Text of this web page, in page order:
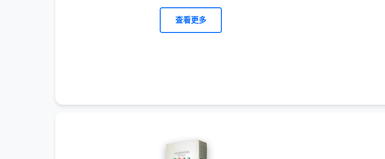
查看更多